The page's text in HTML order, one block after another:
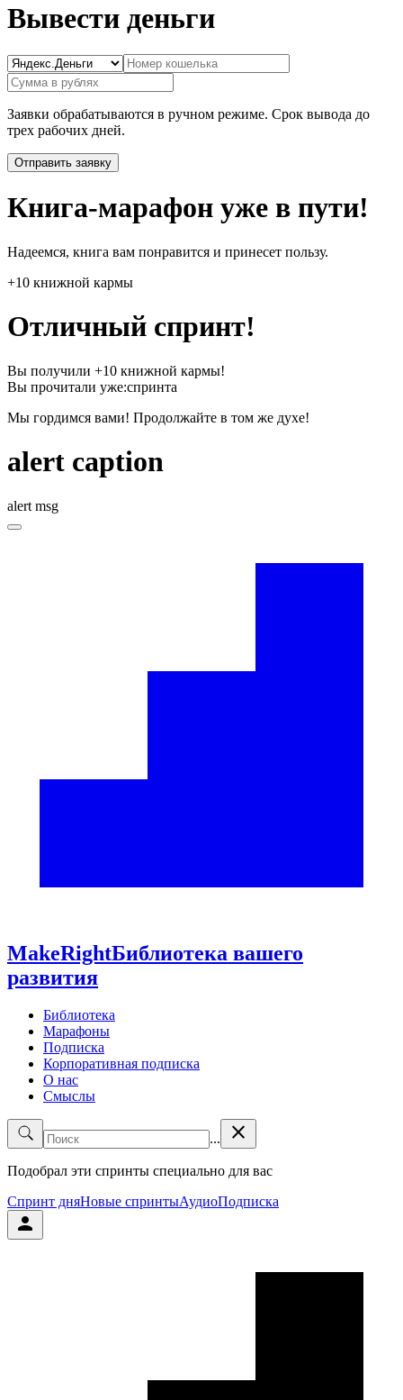
Вывести деньги
Заявки обрабатываются в ручном режиме. Срок вывода до
трех рабочих дней.
Книга-марафон уже в пути!
Надеемся, книга вам понравится и принесет пользу.
+10 книжной кармы
Отличный спринт!
Вы получили +10 книжной кармы!
Вы прочитали уже:спринта
Мы гордимся вами! Продолжайте в том же духе!
alert caption
alert msg
MakeRightБиблиотека вашего
развития
Библиотека
Марафоны
Подписка
Корпоративная подписка
О нас
Смыслы
... close
Подобрал эти спринты специально для вас
Спринт дняНовые спринтыАудиоПодписка